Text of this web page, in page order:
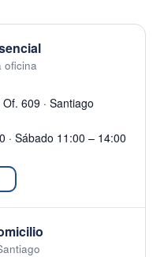
oficina
609 · Santiago
· Sábado 11:00 – 14:00